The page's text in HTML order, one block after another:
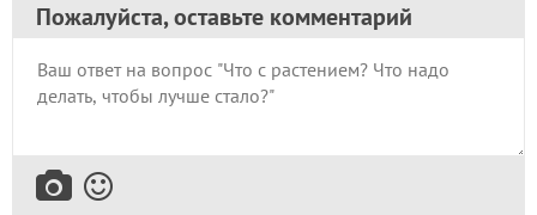
Пожалуйста, оставьте комментарий